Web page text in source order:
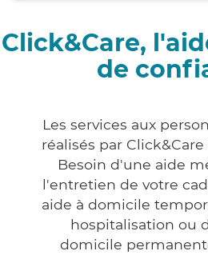
Click&Care,
de
Les services aux
réalisés par
Besoin d'une aide
l'entretien de votre
aide à domicile
hospitalisation ou
domicile